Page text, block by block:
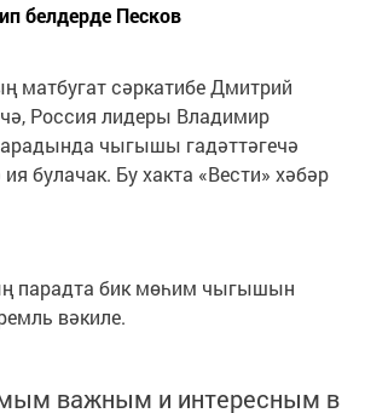
белдерде Песков
матбугат сәркатибе Дмитрий
Россия лидеры Владимир
чыгышы гадәттәгечә
булачак. Бу хакта «Вести» хәбәр
парадта бик мөһим чыгышын
вәкиле.
важным и интересным в